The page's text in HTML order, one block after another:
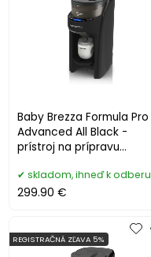
Baby Brezza Formula Pro
Advanced All Black -
prístroj na prípravu
skladom, ihneď k odberu
299.90 €
REGISTRAČNÁ ZĽAVA 5%